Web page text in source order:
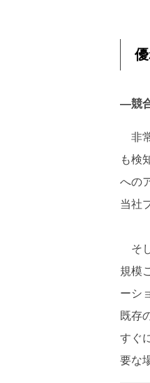
―競
非
も検
への
当社
そ
規模
ーシ
既存
すぐ
要な